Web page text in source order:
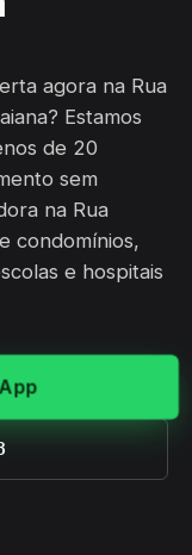
agora na Rua
Estamos
de 20
sem
na Rua
condomínios,
e hospitais